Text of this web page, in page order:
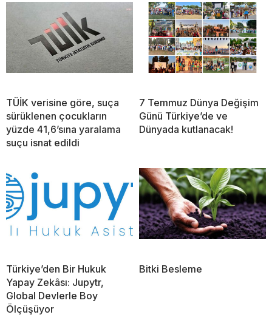
TÜİK verisine göre, suça
sürüklenen çocukların
yüzde 41,6’sına yaralama
suçu isnat edildi
7 Temmuz Dünya Değişim
Günü Türkiye’de ve
Dünyada kutlanacak!
Türkiye’den Bir Hukuk
Yapay Zekâsı: Jupytr,
Global Devlerle Boy
Ölçüşüyor
Bitki Besleme